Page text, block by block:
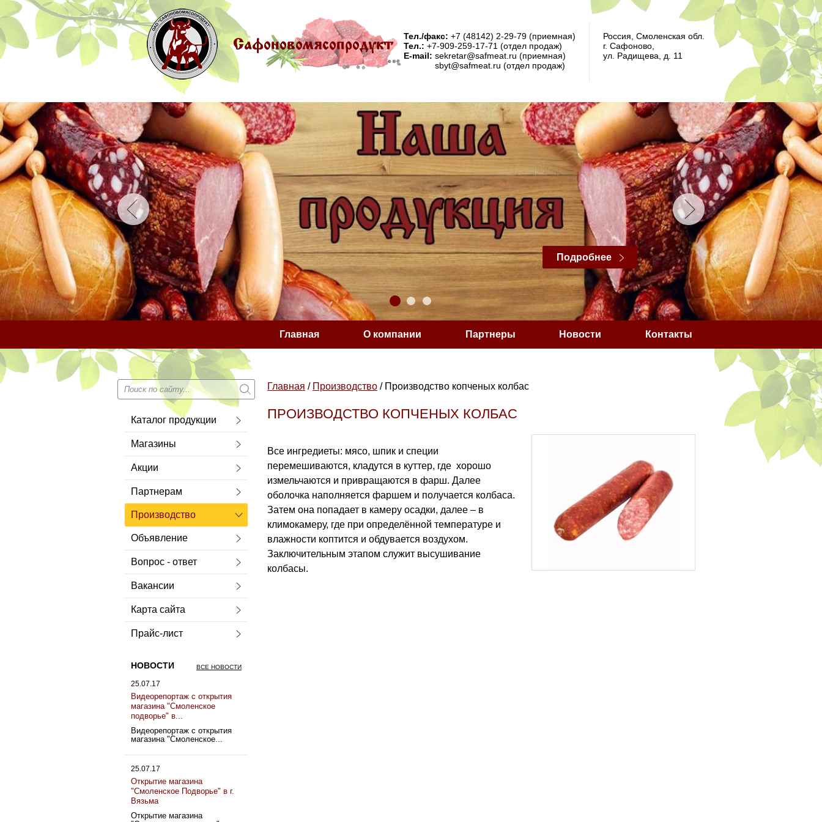
Россия, Смоленская обл.
г. Сафоново,
ул. Радищева, д. 11
Тел./факс: +7 (48142) 2-29-79 (приемная)
Тел.: +7-909-259-17-71 (отдел продаж)
E-mail: sekretar@safmeat.ru (приемная)
sbyt@safmeat.ru (отдел продаж)
Подробнее
Главная О компании Партнеры Новости Контакты
Каталог продукции
Магазины
Акции
Партнерам
Производство
Объявление
Вопрос - ответ
Вакансии
Карта сайта
Прайс-лист
ВСЕ НОВОСТИ
НОВОСТИ
25.07.17
Видеорепортаж с открытия
магазина "Смоленское
подворье" в...
Видеорепортаж с открытия
магазина "Смоленское...
25.07.17
Открытие магазина
"Смоленское Подворье" в г.
Вязьма
Открытие магазина
Главная / Производство / Производство копченых колбас
ПРОИЗВОДСТВО КОПЧЕНЫХ КОЛБАС
Все ингредиеты: мясо, шпик и специи
перемешиваются, кладутся в куттер, где хорошо
измельчаются и привращаются в фарш. Далее
оболочка наполняется фаршем и получается колбаса.
Затем она попадает в камеру осадки, далее – в
климокамеру, где при определённой температуре и
влажности коптится и обдувается воздухом.
Заключительным этапом служит высушивание
колбасы.